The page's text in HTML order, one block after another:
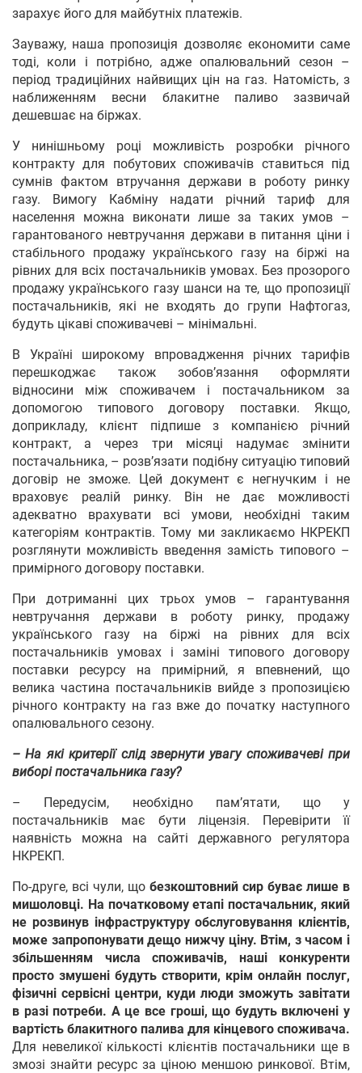
зарахує його для майбутніх платежів.
Зауважу, наша пропозиція дозволяє економити саме
тоді, коли і потрібно, адже опалювальний сезон –
період традиційних найвищих цін на газ. Натомість, з
наближенням весни блакитне паливо зазвичай
дешевшає на біржах.
У нинішньому році можливість розробки річного
контракту для побутових споживачів ставиться під
сумнів фактом втручання держави в роботу ринку
газу. Вимогу Кабміну надати річний тариф для
населення можна виконати лише за таких умов –
гарантованого невтручання держави в питання ціни і
стабільного продажу українського газу на біржі на
рівних для всіх постачальників умовах. Без прозорого
продажу українського газу шанси на те, що пропозиції
постачальників, які не входять до групи Нафтогаз,
будуть цікаві споживачеві – мінімальні.
В Україні широкому впровадження річних тарифів
перешкоджає також зобов’язання оформляти
відносини між споживачем і постачальником за
допомогою типового договору поставки. Якщо,
доприкладу, клієнт підпише з компанією річний
контракт, а через три місяці надумає змінити
постачальника, – розв’язати подібну ситуацію типовий
договір не зможе. Цей документ є негнучким і не
враховує реалій ринку. Він не дає можливості
адекватно врахувати всі умови, необхідні таким
категоріям контрактів. Тому ми закликаємо НКРЕКП
розглянути можливість введення замість типового –
примірного договору поставки.
При дотриманні цих трьох умов – гарантування
невтручання держави в роботу ринку, продажу
українського газу на біржі на рівних для всіх
постачальників умовах і заміні типового договору
поставки ресурсу на примірний, я впевнений, що
велика частина постачальників вийде з пропозицією
річного контракту на газ вже до початку наступного
опалювального сезону.
– На які критерії слід звернути увагу споживачеві при
виборі постачальника газу?
– Передусім, необхідно пам’ятати, що у
постачальників має бути ліцензія. Перевірити її
наявність можна на сайті державного регулятора
НКРЕКП.
По-друге, всі чули, що безкоштовний сир буває лише в
мишоловці. На початковому етапі постачальник, який
не розвинув інфраструктуру обслуговування клієнтів,
може запропонувати дещо нижчу ціну. Втім, з часом і
збільшенням числа споживачів, наші конкуренти
просто змушені будуть створити, крім онлайн послуг,
фізичні сервісні центри, куди люди зможуть завітати
в разі потреби. А це все гроші, що будуть включені у
вартість блакитного палива для кінцевого споживача.
Для невеликої кількості клієнтів постачальники ще в
змозі знайти ресурс за ціною меншою ринкової. Втім,